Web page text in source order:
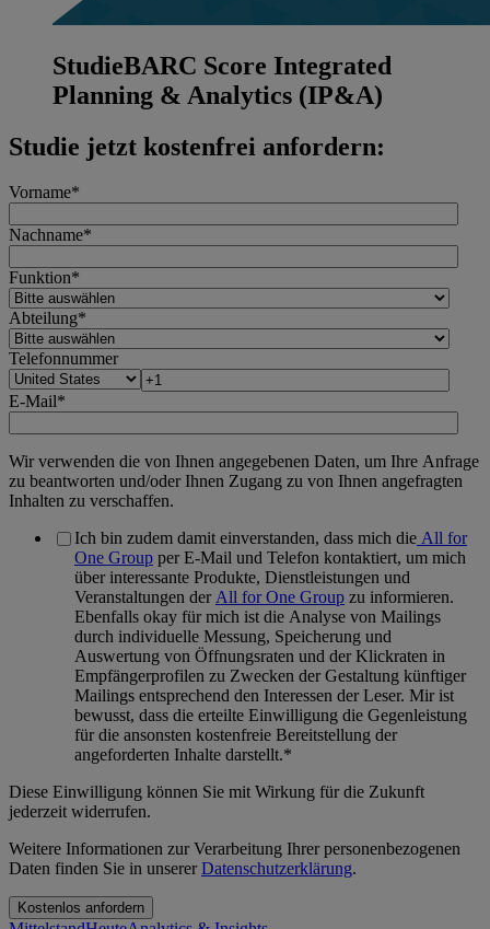
StudieBARC Score Integrated
Planning & Analytics (IP&A)
Studie jetzt kostenfrei anfordern:
Vorname*
Nachname*
Funktion*
Abteilung*
Telefonnummer
E-Mail*
Wir verwenden die von Ihnen angegebenen Daten, um Ihre Anfrage
zu beantworten und/oder Ihnen Zugang zu von Ihnen angefragten
Inhalten zu verschaffen.
Ich bin zudem damit einverstanden, dass mich die All for
One Group
über interessante Produkte, Dienstleistungen und
Veranstaltungen derAll for One Group
Ebenfalls okay für mich ist die Analyse von Mailings
durch individuelle Messung, Speicherung und
Auswertung von Öffnungsraten und der Klickraten in
Empfängerprofilen zu Zwecken der Gestaltung künftiger
Mailings entsprechend den Interessen der Leser. Mir ist
bewusst, dass die erteilte Einwilligung die Gegenleistung
für die ansonsten kostenfreie Bereitstellung der
angeforderten Inhalte darstellt.*
Diese Einwilligung können Sie mit Wirkung für die Zukunft
jederzeit widerrufen.
Weitere Informationen zur Verarbeitung Ihrer personenbezogenen
Daten finden Sie in unsererDatenschutzerklärung.